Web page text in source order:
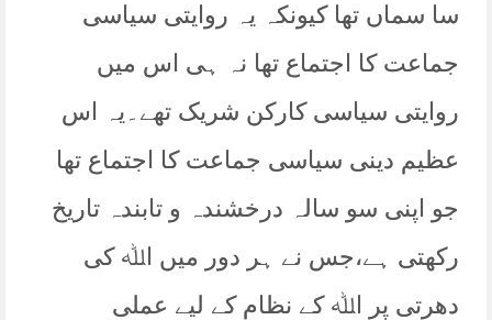
سا سماں تھا کیونکہ یہ روایتی سیاسی
جماعت کا اجتماع تھا نہ ہی اس میں
روایتی سیاسی کارکن شریک تھے۔یہ اس
عظیم دینی سیاسی جماعت کا اجتماع تھا
جو اپنی سو سالہ درخشندہ و تابندہ تاریخ
رکھتی ہے،جس نے ہر دور میں اﷲ کی
دھرتی پر اﷲ کے نظام کے لیے عملی